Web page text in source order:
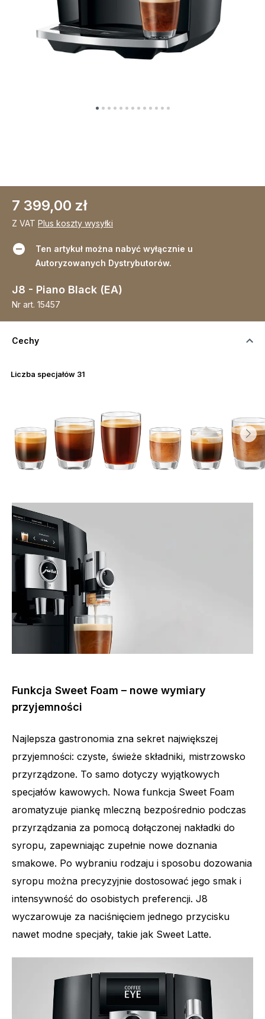
7 399,00 zł
Z VAT Plus koszty wysyłki
Ten artykuł można nabyć wyłącznie u
Autoryzowanych Dystrybutorów.
J8 - Piano Black (EA)
Nr art. 15457
Cechy
Liczba specjałów 31
Funkcja Sweet Foam – nowe wymiary
przyjemności
Najlepsza gastronomia zna sekret największej
przyjemności: czyste, świeże składniki, mistrzowsko
przyrządzone. To samo dotyczy wyjątkowych
specjałów kawowych. Nowa funkcja Sweet Foam
aromatyzuje piankę mleczną bezpośrednio podczas
przyrządzania za pomocą dołączonej nakładki do
syropu, zapewniając zupełnie nowe doznania
smakowe. Po wybraniu rodzaju i sposobu dozowania
syropu można precyzyjnie dostosować jego smak i
intensywność do osobistych preferencji. J8
wyczarowuje za naciśnięciem jednego przycisku
nawet modne specjały, takie jak Sweet Latte.